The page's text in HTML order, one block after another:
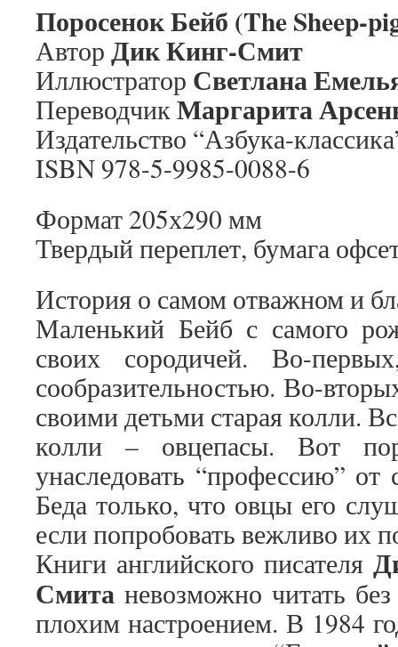
Поросенок Бейб (The Sheep-
Автор Дик Кинг-Смит
Иллюстратор Светлана
Переводчик Маргарита
Издательство “Азбука-
ISBN 978-5-9985-0088-6
Формат 205х290 мм
Твердый переплет, бумага
История о самом отважном и
Маленький Бейб с самого
своих сородичей. Во-
сообразительностью. Во-
своими детьми старая колли.
колли – овцепасы. Вот
унаследовать “профессию”
Беда только, что овцы его
если попробовать вежливо их
Книги английского писателя
Смита невозможно читать
плохим настроением. В 1984